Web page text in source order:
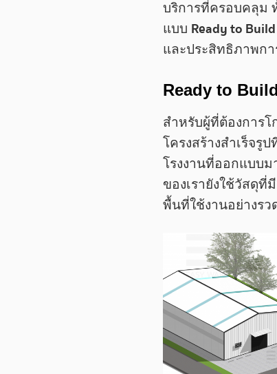
บริการที่ครอบคลุม
แบบ Ready to Build
และประสิทธิภาพกา
Ready to
สำหรับผู้ที่ต้องการโ
โครงสร้างสำเร็จรู
โรงงานที่ออกแบบ
ของเรายังใช้วัสดุที่
พื้นที่ใช้งานอย่างรว